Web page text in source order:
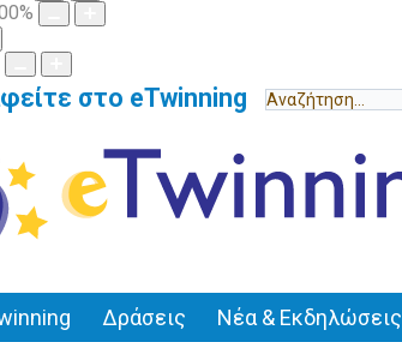
%
στο eTwinning
Δράσεις Νέα & Εκδηλώσεις